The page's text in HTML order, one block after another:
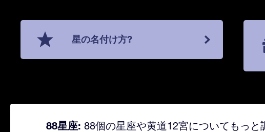
星の名付け方?
88星座: 88個の星座や黄道12宮についてもっと